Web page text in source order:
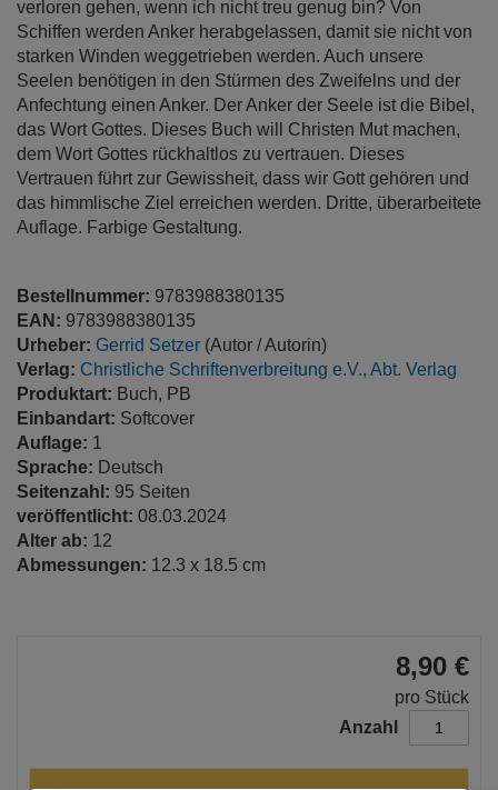
verloren gehen, wenn ich nicht treu genug bin? Von
Schiffen werden Anker herabgelassen, damit sie nicht von
starken Winden weggetrieben werden. Auch unsere
Seelen benötigen in den Stürmen des Zweifelns und der
Anfechtung einen Anker. Der Anker der Seele ist die Bibel,
das Wort Gottes. Dieses Buch will Christen Mut machen,
dem Wort Gottes rückhaltlos zu vertrauen. Dieses
Vertrauen führt zur Gewissheit, dass wir Gott gehören und
das himmlische Ziel erreichen werden. Dritte, überarbeitete
Auflage. Farbige Gestaltung.
Bestellnummer: 9783988380135
EAN: 9783988380135
Urheber: Gerrid Setzer (Autor / Autorin)
Verlag: Christliche Schriftenverbreitung e.V., Abt. Verlag
Produktart: Buch, PB
Einbandart: Softcover
Auflage: 1
Sprache: Deutsch
Seitenzahl: 95 Seiten
veröffentlicht: 08.03.2024
Alter ab: 12
Abmessungen: 12.3 x 18.5 cm
8,90 €
pro Stück
Anzahl